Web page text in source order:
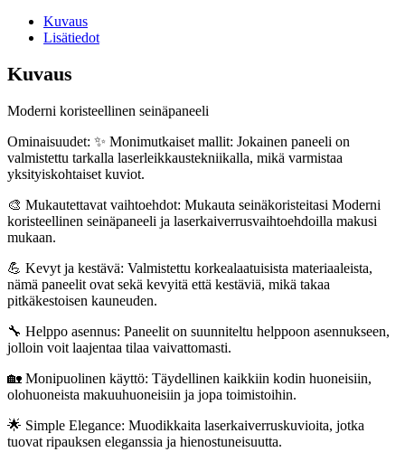
Kuvaus
Lisätiedot
Kuvaus
Moderni koristeellinen seinäpaneeli
Ominaisuudet: ✨ Monimutkaiset mallit: Jokainen paneeli on
valmistettu tarkalla laserleikkaustekniikalla, mikä varmistaa
yksityiskohtaiset kuviot.
🎨 Mukautettavat vaihtoehdot: Mukauta seinäkoristeitasi Moderni
koristeellinen seinäpaneeli ja laserkaiverrusvaihtoehdoilla makusi
mukaan.
💪 Kevyt ja kestävä: Valmistettu korkealaatuisista materiaaleista,
nämä paneelit ovat sekä kevyitä että kestäviä, mikä takaa
pitkäkestoisen kauneuden.
🔧 Helppo asennus: Paneelit on suunniteltu helppoon asennukseen,
jolloin voit laajentaa tilaa vaivattomasti.
🏡 Monipuolinen käyttö: Täydellinen kaikkiin kodin huoneisiin,
olohuoneista makuuhuoneisiin ja jopa toimistoihin.
🌟 Simple Elegance: Muodikkaita laserkaiverruskuvioita, jotka
tuovat ripauksen eleganssia ja hienostuneisuutta.